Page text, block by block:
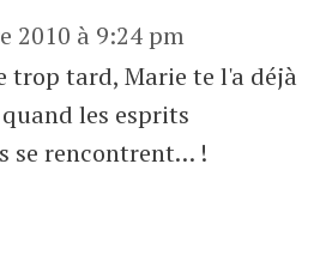
2010 à 9:24 pm
trop tard, Marie te l'a déjà
les esprits
se rencontrent… !